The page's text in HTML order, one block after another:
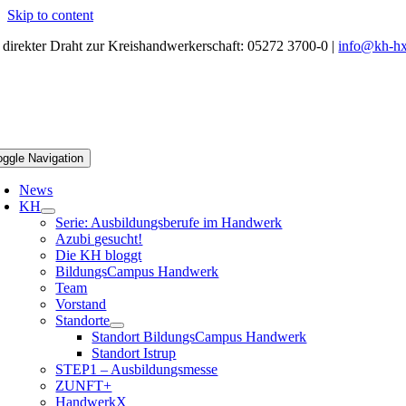
Skip to content
Draht zur Kreishandwerkerschaft: 05272 3700-0 |info@kh-
Navigation
News
KH
Serie: Ausbildungsberufe im Handwerk
Azubi gesucht!
Die KH bloggt
BildungsCampus Handwerk
Team
Vorstand
Standorte
Standort BildungsCampus Handwerk
Standort Istrup
STEP1 – Ausbildungsmesse
ZUNFT+
HandwerkX